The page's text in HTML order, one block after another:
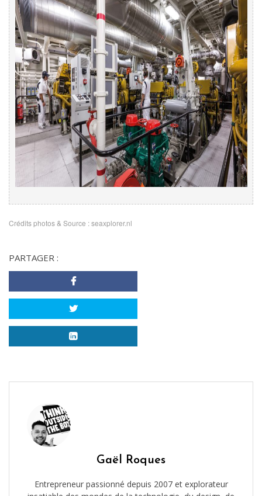
Crédits photos & Source :seaxplorer.nl
PARTAGER :
Gaël Roques
Entrepreneur passionné depuis 2007 et explorateur